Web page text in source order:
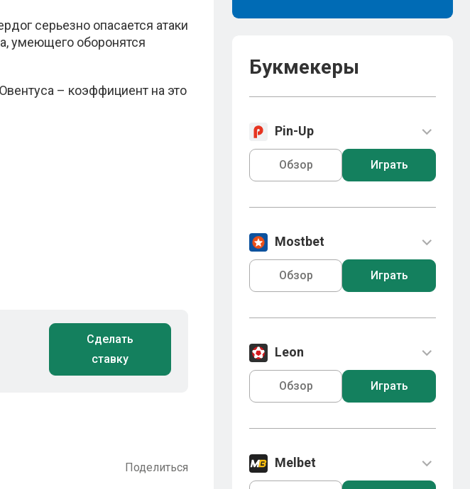
серьезно опасается атаки
умеющего оборонятся
– коэффициент на это
Сделать
ставку
Поделиться
Букмекеры
Pin-Up
Обзор Играть
Mostbet
Обзор Играть
Leon
Обзор Играть
Melbet